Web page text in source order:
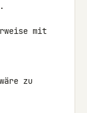
mit
zu